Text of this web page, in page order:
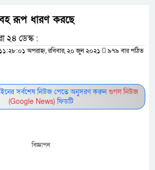
রূপ ধারণ করছে
২৪ ডেস্ক :
অপরাহ্ন, রবিবার, ২০ জুন ২০২১ ৯৭৯ বার পঠিত
সর্বশেষ নিউজ পেতে অনুসরণ করুনগুগল নিউজ
(Google News)ফিডটি
বিজ্ঞাপন